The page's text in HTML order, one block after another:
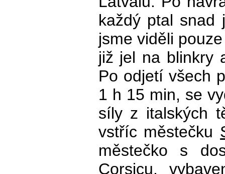
každý ptal snad
jsme viděli
již jel na blinkry
Po odjetí všech
1 h 15 min, se
síly z italských
vstříc městečku
městečko s
Corsicu,